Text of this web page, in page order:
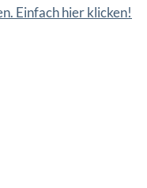
Einfach hier klicken!